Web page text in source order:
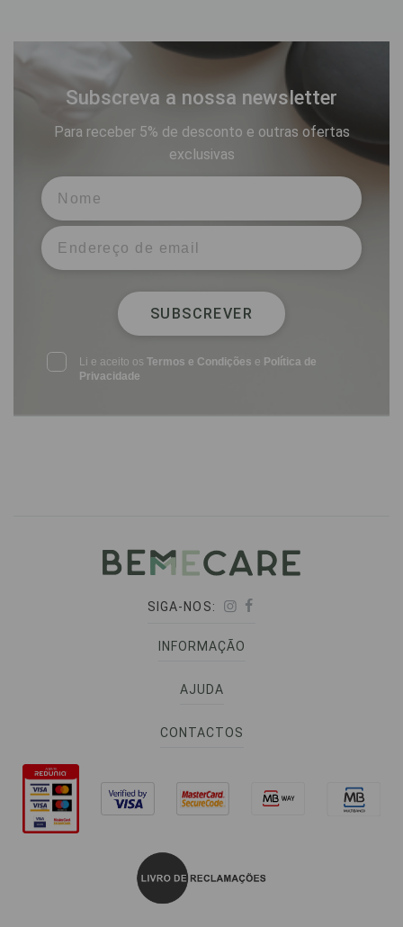
Subscreva a nossa newsletter
Para receber 5% de desconto e outras ofertas
exclusivas
SUBSCREVER
Li e aceito osTermos e Condições e Política de
Privacidade
SIGA-NOS:
INFORMAÇÃO
AJUDA
CONTACTOS